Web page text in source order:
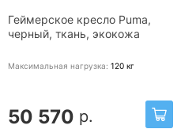
Геймерское кресло Puma,
черный, ткань, экокожа
Максимальная нагрузка: 120 кг
50 570 р.